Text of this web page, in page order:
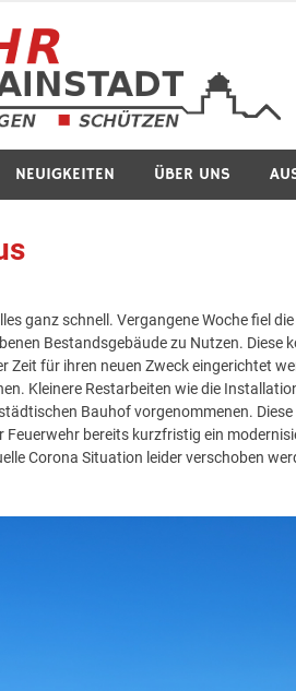
NEUIGKEITEN ÜBER UNS
ganz schnell. Vergangene Woche fiel
Bestandsgebäude zu Nutzen. Diese
für ihren neuen Zweck eingerichtet
Kleinere Restarbeiten wie die
Bauhof vorgenommenen.
bereits kurzfristig ein
Corona Situation leider verschoben